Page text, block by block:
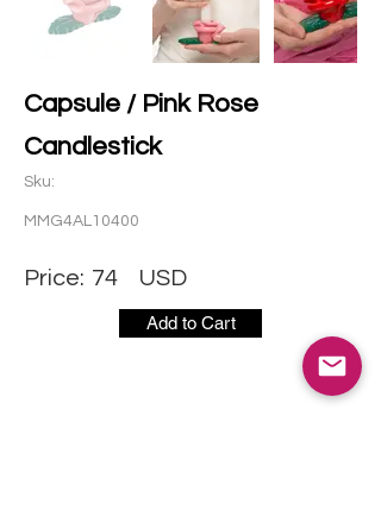
Capsule / Pink Rose
Candlestick
Sku:
MMG4AL10400
Price: 74 USD
Add to Cart